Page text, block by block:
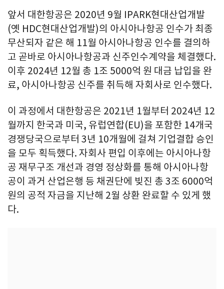
앞서 대한항공은 2020년 9월 IPARK현대산업개발
(옛 HDC현대산업개발)의 아시아나항공 인수가 최종
무산되자 같은 해 11월 아시아나항공 인수를 결의하
고 곧바로 아시아나항공과 신주인수계약을 체결했다.
이후 2024년 12월 총 1조 5000억 원 대금 납입을 완
료, 아시아나항공 신주를 취득해 자회사로 인수했다.
이 과정에서 대한항공은 2021년 1월부터 2024년 12
월까지 한국과 미국, 유럽연합(EU)을 포함한 14개국
경쟁당국으로부터 3년 10개월에 걸쳐 기업결합 승인
을 모두 획득했다. 자회사 편입 이후에는 아시아나항
공 재무구조 개선과 경영 정상화를 통해 아시아나항
공이 과거 산업은행 등 채권단에 빚진 총 3조 6000억
원의 공적 자금을 지난해 2월 상환 완료할 수 있게 했
다.